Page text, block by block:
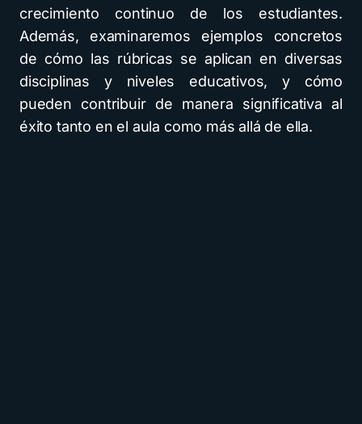
crecimiento continuo de los estudiantes.
Además, examinaremos ejemplos concretos
de cómo las rúbricas se aplican en diversas
disciplinas y niveles educativos, y cómo
pueden contribuir de manera significativa al
éxito tanto en el aula como más allá de ella.